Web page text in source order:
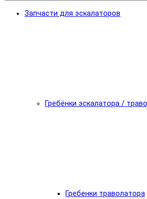
Запчасти для эскалаторов
Гребёнки эскалатора /
Гребенки траволатора